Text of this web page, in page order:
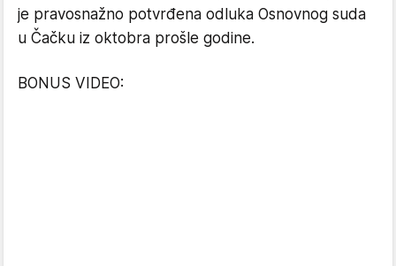
je pravosnažno potvrđena odluka Osnovnog suda
u Čačku iz oktobra prošle godine.
BONUS VIDEO: